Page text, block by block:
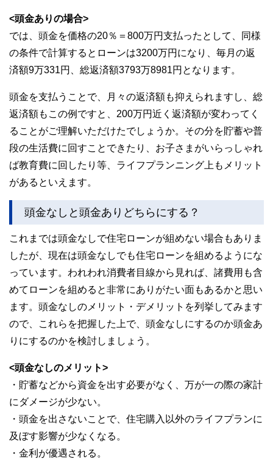
<頭金ありの場合>
では、頭金を価格の20％＝800万円支払ったとして、同様
の条件で計算するとローンは3200万円になり、毎月の返
済額9万331円、総返済額3793万8981円となります。
頭金を支払うことで、月々の返済額も抑えられますし、総
返済額もこの例ですと、200万円近く返済額が変わってく
ることがご理解いただけたでしょうか。その分を貯蓄や普
段の生活費に回すことできたり、お子さまがいらっしゃれ
ば教育費に回したり等、ライフプランニング上もメリット
があるといえます。
頭金なしと頭金ありどちらにする？
これまでは頭金なしで住宅ローンが組めない場合もありま
したが、現在は頭金なしでも住宅ローンを組めるようにな
っています。われわれ消費者目線から見れば、諸費用も含
めてローンを組めると非常にありがたい面もあるかと思い
ます。頭金なしのメリット・デメリットを列挙してみます
ので、これらを把握した上で、頭金なしにするのか頭金あ
りにするのかを検討しましょう。
<頭金なしのメリット>
・貯蓄などから資金を出す必要がなく、万が一の際の家計
にダメージが少ない。
・頭金を出さないことで、住宅購入以外のライフプランに
及ぼす影響が少なくなる。
・金利が優遇される。